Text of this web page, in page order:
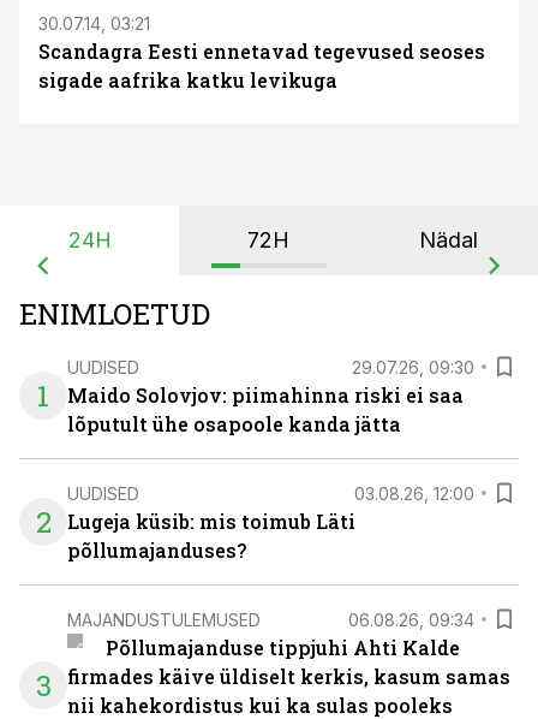
30.07.14, 03:21
Scandagra Eesti ennetavad tegevused seoses
sigade aafrika katku levikuga
24H 72H Nädal
ENIMLOETUD
1
UUDISED 29.07.26, 09:30
Maido Solovjov: piimahinna riski ei saa
lõputult ühe osapoole kanda jätta
2
UUDISED 03.08.26, 12:00
Lugeja küsib: mis toimub Läti
põllumajanduses?
3
MAJANDUSTULEMUSED 06.08.26, 09:34
Põllumajanduse tippjuhi Ahti Kalde
firmades käive üldiselt kerkis, kasum samas
nii kahekordistus kui ka sulas pooleks